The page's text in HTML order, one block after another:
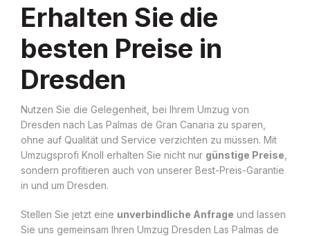
Erhalten Sie die
besten Preise in
Dresden
Nutzen Sie die Gelegenheit, bei Ihrem Umzug von
Dresden nach Las Palmas de Gran Canaria zu sparen,
ohne auf Qualität und Service verzichten zu müssen. Mit
Umzugsprofi Knoll erhalten Sie nicht nur günstige Preise
sondern profitieren auch von unserer Best-Preis-Garantie
in und um Dresden.
Stellen Sie jetzt eine unverbindliche Anfrage und lassen
Sie uns gemeinsam Ihren Umzug Dresden Las Palmas de